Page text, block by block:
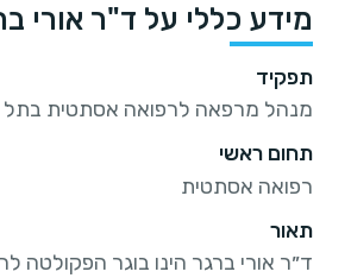
מידע כללי על ד"ר אורי
תפקיד
מנהל מרפאה לרפואה אסתטית בתל
תחום ראשי
רפואה אסתטית
תאור
ד״ר אורי ברגר הינו בוגר הפקולטה